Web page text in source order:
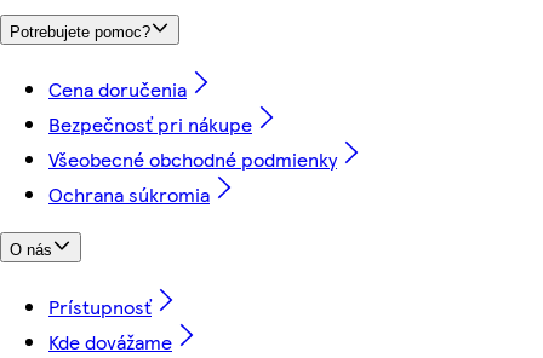
Potrebujete pomoc?
Cena doručenia
Bezpečnosť pri nákupe
Všeobecné obchodné podmienky
Ochrana súkromia
O nás
Prístupnosť
Kde dovážame